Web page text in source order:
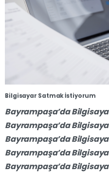
Bilgisayar Satmak İstiyorum
Bayrampaşa’da
Bayrampaşa’da
Bayrampaşa’da
Bayrampaşa’da
Bayrampaşa’da